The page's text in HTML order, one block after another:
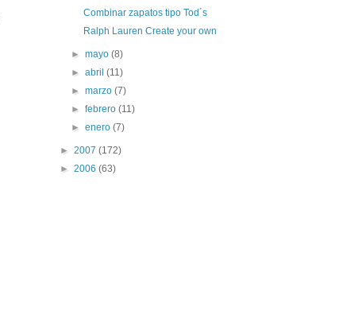
Combinar zapatos tipo Tod´s
Ralph Lauren Create your own
►mayo(8)
►abril(11)
►marzo(7)
►febrero(11)
►enero(7)
► 2007 (172)
► 2006 (63)